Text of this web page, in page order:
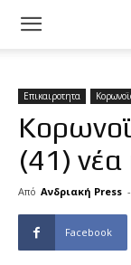
Επικαιροτητα
(41)
Από Ανδριακή Press -
Facebook